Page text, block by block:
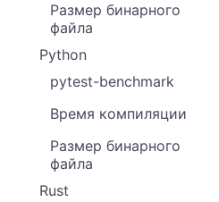
Размер бинарного
файла
Python
pytest-benchmark
Время компиляции
Размер бинарного
файла
Rust